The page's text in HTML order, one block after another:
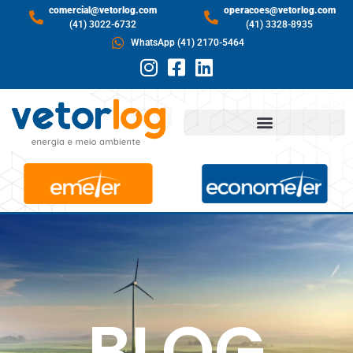
comercial@vetorlog.com
(41) 3022-6732
operacoes@vetorlog.com
(41) 3328-8935
WhatsApp (41) 2170-5464